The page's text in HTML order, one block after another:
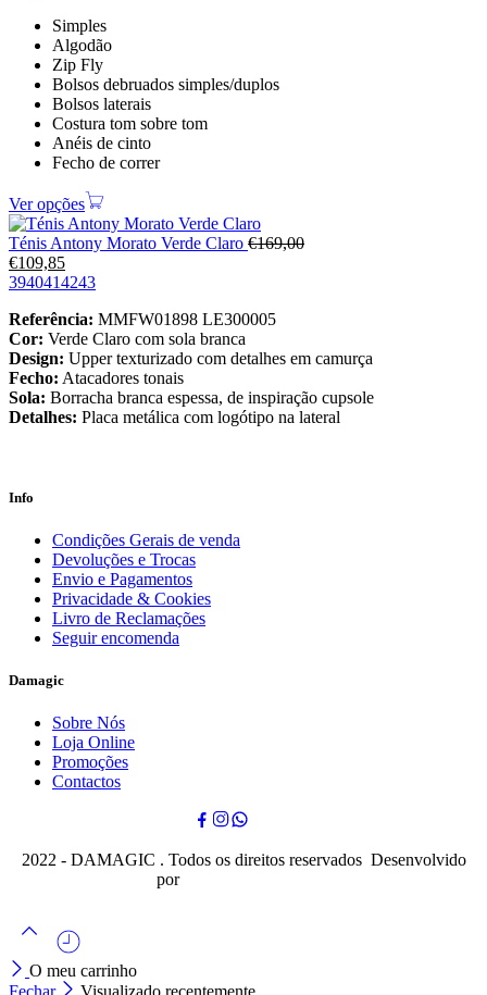
Simples
Algodão
Zip Fly
Bolsos debruados simples/duplos
Bolsos laterais
Costura tom sobre tom
Anéis de cinto
Fecho de correr
Ver opções
Ténis Antony Morato Verde Claro €169,00
€109,85
3940414243
Referência: MMFW01898 LE300005
Cor: Verde Claro com sola branca
Design: Upper texturizado com detalhes em camurça
Fecho: Atacadores tonais
Sola: Borracha branca espessa, de inspiração cupsole
Detalhes: Placa metálica com logótipo na lateral
Info
Condições Gerais de venda
Devoluções e Trocas
Envio e Pagamentos
Privacidade & Cookies
Livro de Reclamações
Seguir encomenda
Damagic
Sobre Nós
Loja Online
Promoções
Contactos
2022 - DAMAGIC . Todos os direitos reservados Desenvolvido
por
O meu carrinho